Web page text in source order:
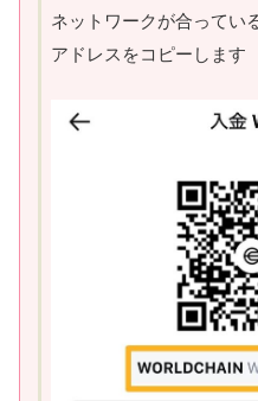
ネットワークが合ってい
アドレスをコピーします